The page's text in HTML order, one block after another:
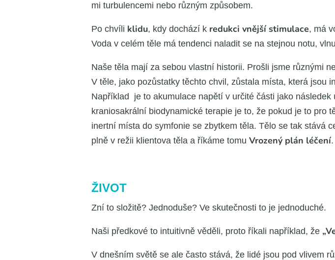
mi tur­bu­len­ce­mi nebo růz­ným způ­so­bem.
Po chví­li kli­du, kdy dochá­zí k reduk­ci vněj­ší sti­mu­la­ce, má
Voda v celém těle má ten­den­ci nala­dit se na stej­nou notu,
Naše těla mají za sebou vlast­ní his­to­rii. Pro­šli jsme růz­ný­mi
V těle, jako pozůstat­ky těch­to chvil, zůsta­la mís­ta, kte­rá jsou
Napří­klad je to aku­mu­la­ce napě­tí v urči­té čás­ti jako
kra­ni­o­sa­král­ní bio­dy­na­mic­ké tera­pie je to, že pokud je to pro
inert­ní mís­ta do sym­fo­nie se zbyt­kem těla. Tělo se tak stá­vá
plně v režii kli­en­to­va těla a říká­me tomu Vro­ze­ný plán léče­ní.
ŽIVOT
Zní to slo­ži­tě? Jed­no­du­še? Ve sku­teč­nos­ti to je jed­no­du­ché.
Naši před­ko­vé to intu­i­tiv­ně vědě­li, pro­to říka­li napří­klad, že
V dneš­ním svě­tě se ale čas­to stá­vá, že lidé jsou pod vli­vem